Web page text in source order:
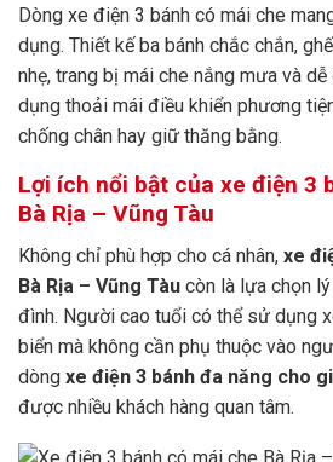
Dòng xe điện 3 bánh có mái che
dụng. Thiết kế ba bánh chắc chắn,
nhẹ, trang bị mái che nắng mưa và
dụng thoải mái điều khiển phương
chống chân hay giữ thăng bằng.
Lợi ích nổi bật của xe điện 3
Bà Rịa – Vũng Tàu
Không chỉ phù hợp cho cá nhân, xe
Bà Rịa – Vũng Tàu còn là lựa chọn
đình. Người cao tuổi có thể sử dụng
biển mà không cần phụ thuộc vào
dòng xe điện 3 bánh đa năng cho
được nhiều khách hàng quan tâm.